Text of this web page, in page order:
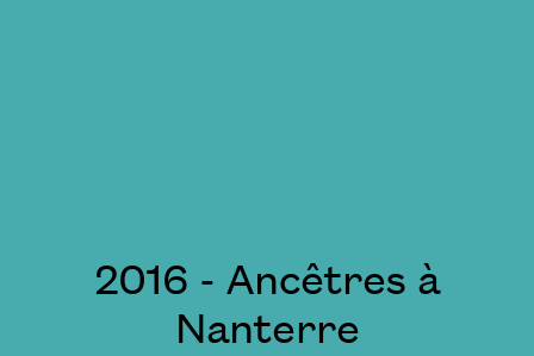
2016 - Ancêtres à
Nanterre